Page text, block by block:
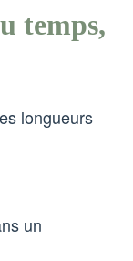
temps,
longueurs
un